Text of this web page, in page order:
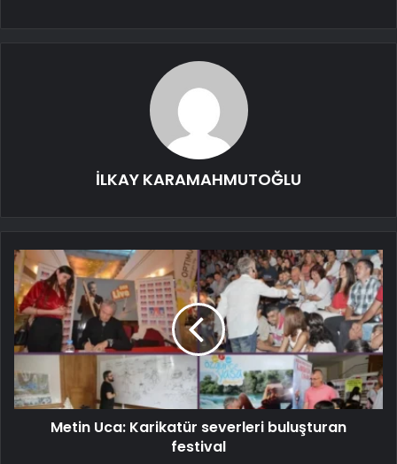
İLKAY KARAMAHMUTOĞLU
Metin Uca: Karikatür severleri buluşturan
festival